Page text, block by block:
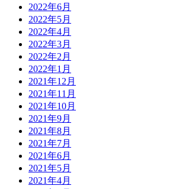
2022年6月
2022年5月
2022年4月
2022年3月
2022年2月
2022年1月
2021年12月
2021年11月
2021年10月
2021年9月
2021年8月
2021年7月
2021年6月
2021年5月
2021年4月